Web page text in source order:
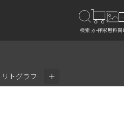
リトグラフ ＋